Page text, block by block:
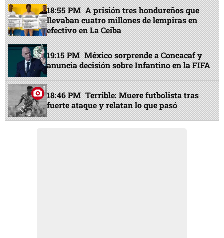
18:55 PM A prisión tres hondureños que
llevaban cuatro millones de lempiras en
efectivo en La Ceiba
19:15 PM México sorprende a Concacaf y
anuncia decisión sobre Infantino en la FIFA
18:46 PM Terrible: Muere futbolista tras
fuerte ataque y relatan lo que pasó